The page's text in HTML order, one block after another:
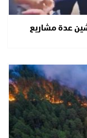
عدة مشاريع